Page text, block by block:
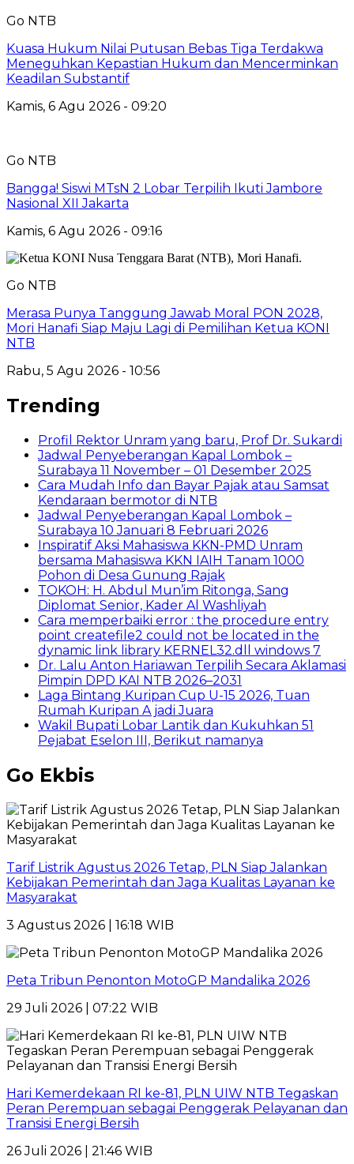
Go NTB
Kuasa Hukum Nilai Putusan Bebas Tiga Terdakwa
Meneguhkan Kepastian Hukum dan Mencerminkan
Keadilan Substantif
Kamis, 6 Agu 2026 - 09:20
Go NTB
Bangga! Siswi MTsN 2 Lobar Terpilih Ikuti Jambore
Nasional XII Jakarta
Kamis, 6 Agu 2026 - 09:16
Go NTB
Merasa Punya Tanggung Jawab Moral PON 2028,
Mori Hanafi Siap Maju Lagi di Pemilihan Ketua KONI
NTB
Rabu, 5 Agu 2026 - 10:56
Trending
Profil Rektor Unram yang baru, Prof Dr. Sukardi
Jadwal Penyeberangan Kapal Lombok –
Surabaya 11 November – 01 Desember 2025
Cara Mudah Info dan Bayar Pajak atau Samsat
Kendaraan bermotor di NTB
Jadwal Penyeberangan Kapal Lombok –
Surabaya 10 Januari 8 Februari 2026
Inspiratif Aksi Mahasiswa KKN-PMD Unram
bersama Mahasiswa KKN IAIH Tanam 1000
Pohon di Desa Gunung Rajak
TOKOH: H. Abdul Mun’im Ritonga, Sang
Diplomat Senior, Kader Al Washliyah
Cara memperbaiki error : the procedure entry
point createfile2 could not be located in the
dynamic link library KERNEL32.dll windows 7
Dr. Lalu Anton Hariawan Terpilih Secara Aklamasi
Pimpin DPD KAI NTB 2026–2031
Laga Bintang Kuripan Cup U-15 2026, Tuan
Rumah Kuripan A jadi Juara
Wakil Bupati Lobar Lantik dan Kukuhkan 51
Pejabat Eselon III, Berikut namanya
Go Ekbis
Tarif Listrik Agustus 2026 Tetap, PLN Siap Jalankan
Kebijakan Pemerintah dan Jaga Kualitas Layanan ke
Masyarakat
3 Agustus 2026 | 16:18 WIB
Peta Tribun Penonton MotoGP Mandalika 2026
29 Juli 2026 | 07:22 WIB
Hari Kemerdekaan RI ke-81, PLN UIW NTB Tegaskan
Peran Perempuan sebagai Penggerak Pelayanan dan
Transisi Energi Bersih
26 Juli 2026 | 21:46 WIB